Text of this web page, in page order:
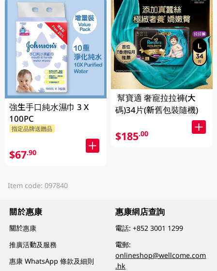
強生手口純水濕巾 3 X
100PC
指定品牌送贈品
$67.90
幫寶適 奢寵拉拉褲(大
碼)34片(新舊包裝隨機)
$185.00
Item code: 097840
關於惠康
關於惠康
推廣活動及服務
惠康 WhatsApp 條款及細則
惠康網店查詢
電話:+852 3001 1299
電郵:
onlineshop@wellcome.com
.hk